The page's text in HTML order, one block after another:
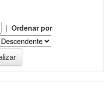
| Ordenar por